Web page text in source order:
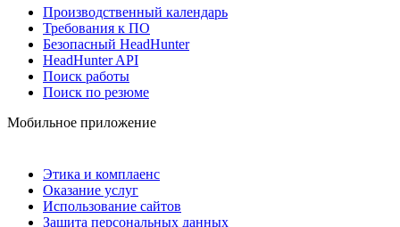
Производственный календарь
Требования к ПО
Безопасный HeadHunter
HeadHunter API
Поиск работы
Поиск по резюме
Мобильное приложение
Этика и комплаенс
Оказание услуг
Использование сайтов
Защита персональных данных